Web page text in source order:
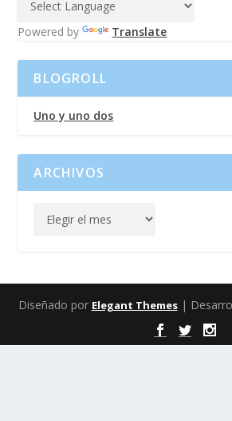
Powered by Translate
BLOGROLL
Uno y uno dos
ARCHIVOS
Diseñado por Elegant Themes|